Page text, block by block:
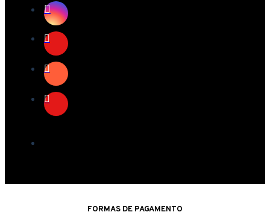
FORMAS DE PAGAMENTO